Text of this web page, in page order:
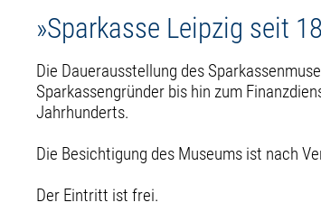
»Sparkasse Leipzig seit
Die Dauerausstellung des
Sparkassengründer bis hin zum
Jahrhunderts.
Die Besichtigung des Museums ist nach
Der Eintritt ist frei.